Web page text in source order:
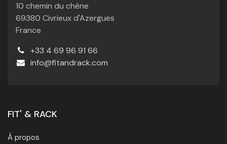
10 chemin du chêne
69380 Civrieux d'Azergues
France
+33 4 69 96 91 66
info@fitandrack.com
FIT' & RACK
À propos